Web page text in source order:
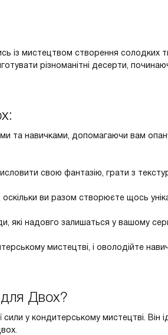
із мистецтвом створення солодких
різноманітні десерти,
та навичками, допомагаючи вам
свою фантазію, грати з
ви разом створюєте щось
які надовго залишаться у вашому
мистецтві, і оволодійте
Двох?
у кондитерському мистецтві. Він